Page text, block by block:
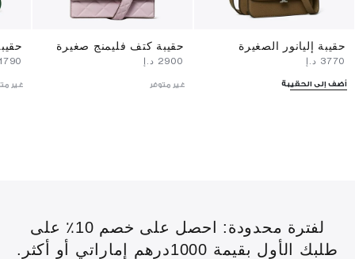
حقيبة إليانور الصغيرة
أضف إلى الحقيبة
حقيبة كتف فليمنج صغيرة
غير متوفر غير
لفترة محدودة: احصل على خصم 10٪ على
طلبك الأول بقيمة 1000درهم إماراتي أو أكثر.